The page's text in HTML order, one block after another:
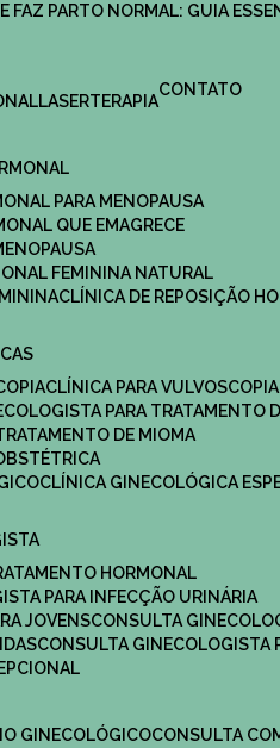
FAZ PARTO NORMAL: GUIA
LASERTERAPIA
CONTATO
PARA MENOPAUSA
QUE EMAGRECE
FEMININA NATURAL
CLÍNICA DE REPOSIÇÃO
CLÍNICA PARA
PARA TRATAMENTO
DE MIOMA
CLÍNICA GINECOLÓGICA
HORMONAL
PARA INFECÇÃO URINÁRIA
JOVENS
CONSULTA
CONSULTA GINECOLOGISTA
GINECOLÓGICO​
CONSULTA